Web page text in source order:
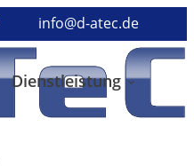
info@d-atec.de
Dienstleistung